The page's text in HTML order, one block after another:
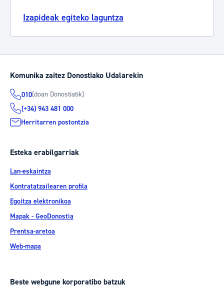
Izapideak egiteko laguntza
Komunika zaitez Donostiako Udalarekin
010(doan Donostiatik)
(+34) 943 481 000
Herritarren postontzia
Esteka erabilgarriak
Lan-eskaintza
Kontratatzailearen profila
Egoitza elektronikoa
Mapak - GeoDonostia
Prentsa-aretoa
Web-mapa
Beste webgune korporatibo batzuk